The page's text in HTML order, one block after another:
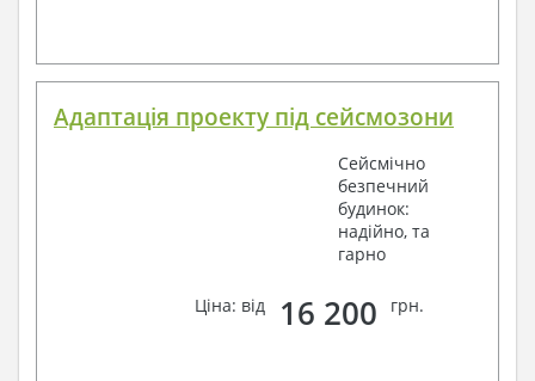
Адаптація проекту під сейсмозони
Сейсмічно
безпечний
будинок:
надійно, та
гарно
Ціна: від 16 200 грн.